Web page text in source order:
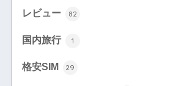
レビュー 82
国内旅行 1
格安SIM 29